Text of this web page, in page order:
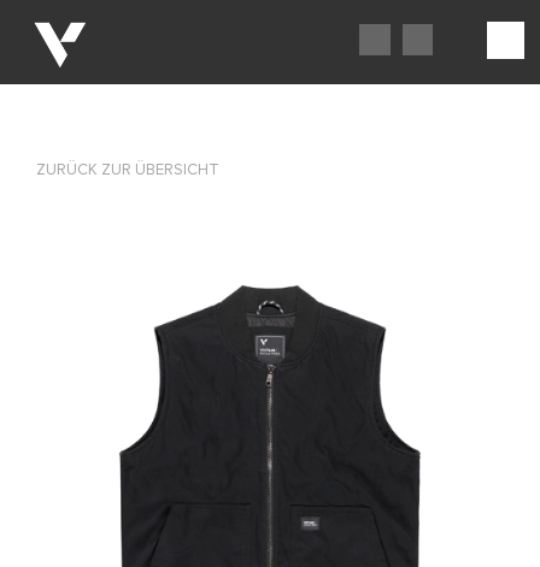
ZURÜCK ZUR ÜBERSICHT